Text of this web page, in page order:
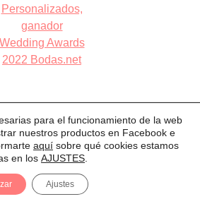
DE PRIVACIDAD COOKIES
M&I Complementos
para el funcionamiento de la web
nuestros productos en Facebook e
aquí sobre qué cookies estamos
en los AJUSTES
Ajustes